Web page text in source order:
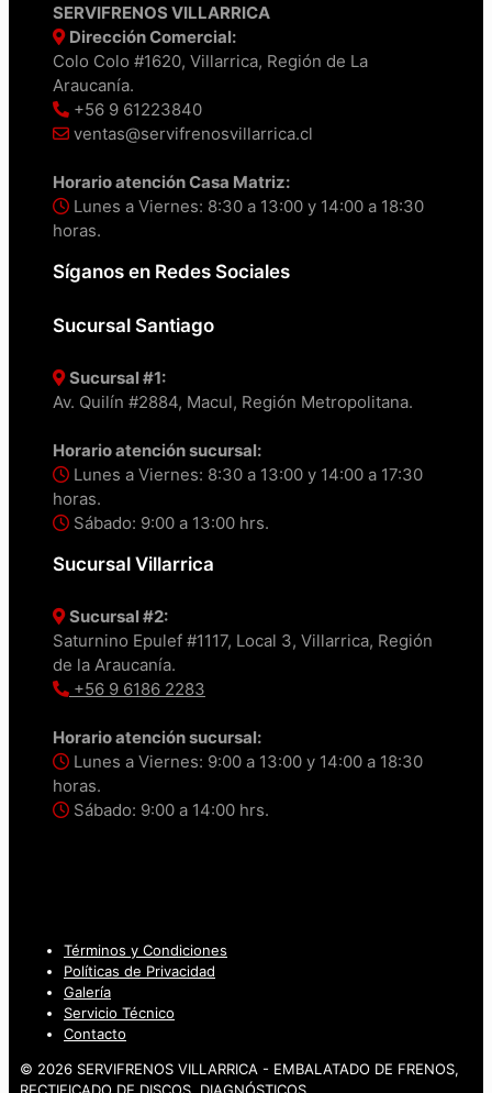
SERVIFRENOS VILLARRICA
Dirección Comercial:
Colo Colo #1620, Villarrica, Región de La
Araucanía.
+56 9 61223840
ventas@servifrenosvillarrica.cl
Horario atención Casa Matriz:
Lunes a Viernes: 8:30 a 13:00 y 14:00 a 18:30
horas.
Síganos en Redes Sociales
Sucursal Santiago
Sucursal #1:
Av. Quilín #2884, Macul, Región Metropolitana.
Horario atención sucursal:
Lunes a Viernes: 8:30 a 13:00 y 14:00 a 17:30
horas.
Sábado: 9:00 a 13:00 hrs.
Sucursal Villarrica
Sucursal #2:
Saturnino Epulef #1117, Local 3, Villarrica, Región
de la Araucanía.
+56 9 6186 2283
Horario atención sucursal:
Lunes a Viernes: 9:00 a 13:00 y 14:00 a 18:30
horas.
Sábado: 9:00 a 14:00 hrs.
Términos y Condiciones
Políticas de Privacidad
Galería
Servicio Técnico
Contacto
© 2026 SERVIFRENOS VILLARRICA - EMBALATADO DE FRENOS,